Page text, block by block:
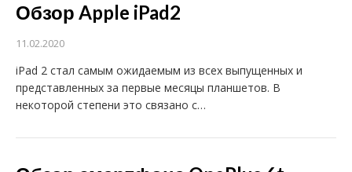
Обзор Apple iPad2
11.02.2020
iPad 2 стал самым ожидаемым из всех выпущенных и
представленных за первые месяцы планшетов. В
некоторой степени это связано с…